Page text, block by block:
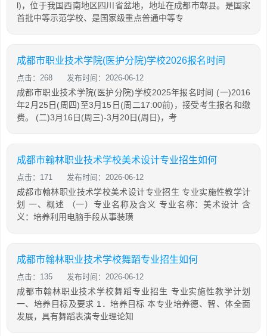
l)，位于我国西南地区四川省盆地，地址在成都市郫县。是国家
首批中等示范学校、是国家级重点普通中等专
成都市职业技术学院(医护分院)学校2026报名时间
点击：268 发布时间：2026-06-12
成都市职业技术学院(医护分院)学校2025年报名时间 (一)2016
年2月25日(周四)至3月15日(周二17:00前)，接受考生报名和缴
费。 (二)3月16日(周三)-3月20日(周日)，考
成都市翰林职业技术学校美术设计专业招生如何
点击：171 发布时间：2026-06-12
成都市翰林职业技术学校美术设计专业招生 专业实施性教学计
划 一、概述 （一）专业名称及含义 专业名称：美术设计 含
义：培养利用电脑手段从事装璜
成都市翰林职业技术学校舞蹈专业招生如何
点击：135 发布时间：2026-06-12
成都市翰林职业技术学校舞蹈专业招生 专业实施性教学计划
一、培养目标及要求 1．培养目标 本专业培养德、智、体全面
发展，具有舞蹈表演专业理论知